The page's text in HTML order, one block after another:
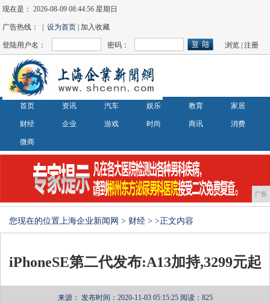
现在是：2026-08-09 08:44:57 星期日
广告热线： |设为首页 | 加入收藏
登陆用户名： 密码： 浏览 |注册
首页 资讯 汽车 娱乐 教育 家居
财经 企业 游戏 时尚 商讯 消费
微商
广告
您现在的位置上海企业新闻网 > 财经 > >正文内容
iPhoneSE第二代发布:A13加持,3299元起
来源： 发布时间：2020-11-03 05:15:25 阅读：825